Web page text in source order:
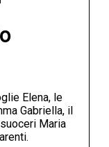
Elena, le
Gabriella, il
Maria